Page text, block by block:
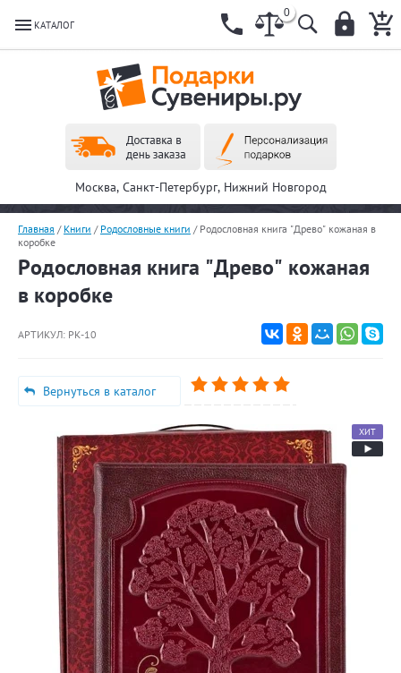
КАТАЛОГ
0
Москва, Санкт-Петербург, Нижний Новгород
Главная / Книги / Родословные книги / Родословная книга "Древо" кожаная в
коробке
Родословная книга "Древо" кожаная
в коробке
АРТИКУЛ: РК-10
Вернуться в каталог
ХИТ